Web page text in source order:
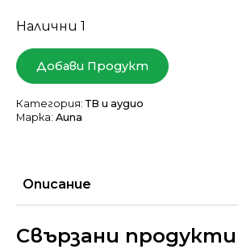
Налични 1
Добави Продукт
Категория:ТВ и аудио
Марка: Auna
Описание
Свързани продукти